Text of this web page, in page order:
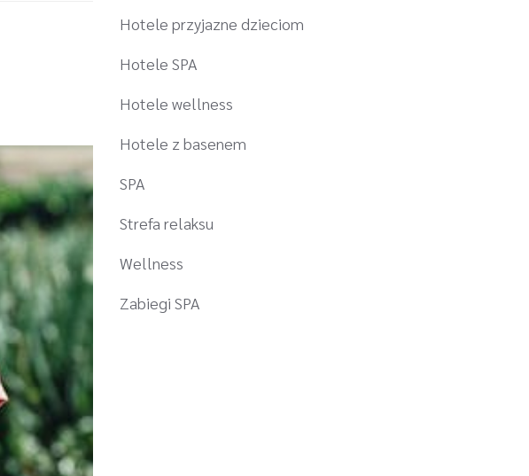
Hotele przyjazne dzieciom
Hotele SPA
Hotele wellness
Hotele z basenem
SPA
Strefa relaksu
Wellness
Zabiegi SPA